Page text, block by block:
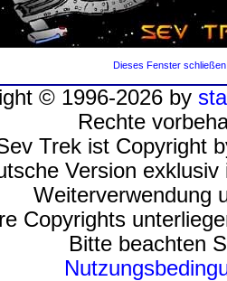
Dieses Fenster schließen
© 1996-2026 by
Rechte
Trek ist Copyright
Version
Weiterverwendung
Copyrights
Bitte beachten